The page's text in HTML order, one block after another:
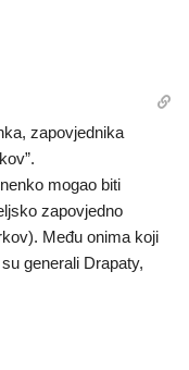
zapovjednika
mogao biti
zapovjedno
Među onima koji
generali Drapaty,